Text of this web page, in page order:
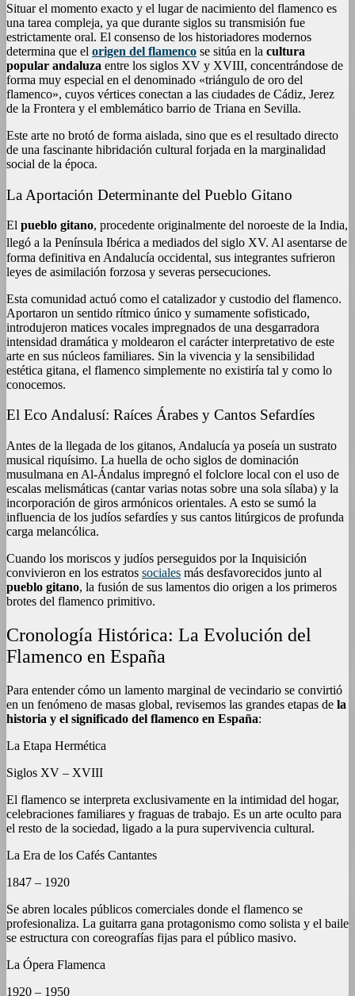
Situar el momento exacto y el lugar de nacimiento del flamenco es
una tarea compleja, ya que durante siglos su transmisión fue
estrictamente oral. El consenso de los historiadores modernos
determina que el origen del flamenco se sitúa en la cultura
popular andaluza entre los siglos XV y XVIII, concentrándose de
forma muy especial en el denominado «triángulo de oro del
flamenco», cuyos vértices conectan a las ciudades de Cádiz, Jerez
de la Frontera y el emblemático barrio de Triana en Sevilla.
Este arte no brotó de forma aislada, sino que es el resultado directo
de una fascinante hibridación cultural forjada en la marginalidad
social de la época.
La Aportación Determinante del Pueblo Gitano
El pueblo gitano, procedente originalmente del noroeste de la India,
llegó a la Península Ibérica a mediados del siglo XV. Al asentarse de
forma definitiva en Andalucía occidental, sus integrantes sufrieron
leyes de asimilación forzosa y severas persecuciones.
Esta comunidad actuó como el catalizador y custodio del flamenco.
Aportaron un sentido rítmico único y sumamente sofisticado,
introdujeron matices vocales impregnados de una desgarradora
intensidad dramática y moldearon el carácter interpretativo de este
arte en sus núcleos familiares. Sin la vivencia y la sensibilidad
estética gitana, el flamenco simplemente no existiría tal y como lo
conocemos.
El Eco Andalusí: Raíces Árabes y Cantos Sefardíes
Antes de la llegada de los gitanos, Andalucía ya poseía un sustrato
musical riquísimo. La huella de ocho siglos de dominación
musulmana en Al-Ándalus impregnó el folclore local con el uso de
escalas melismáticas (cantar varias notas sobre una sola sílaba) y la
incorporación de giros armónicos orientales. A esto se sumó la
influencia de los judíos sefardíes y sus cantos litúrgicos de profunda
carga melancólica.
Cuando los moriscos y judíos perseguidos por la Inquisición
convivieron en los estratos sociales más desfavorecidos junto al
pueblo gitano, la fusión de sus lamentos dio origen a los primeros
brotes del flamenco primitivo.
Cronología Histórica: La Evolución del
Flamenco en España
Para entender cómo un lamento marginal de vecindario se convirtió
en un fenómeno de masas global, revisemos las grandes etapas de la
historia y el significado del flamenco en España:
La Etapa Hermética
Siglos XV – XVIII
El flamenco se interpreta exclusivamente en la intimidad del hogar,
celebraciones familiares y fraguas de trabajo. Es un arte oculto para
el resto de la sociedad, ligado a la pura supervivencia cultural.
La Era de los Cafés Cantantes
1847 – 1920
Se abren locales públicos comerciales donde el flamenco se
profesionaliza. La guitarra gana protagonismo como solista y el baile
se estructura con coreografías fijas para el público masivo.
La Ópera Flamenca
1920 – 1950